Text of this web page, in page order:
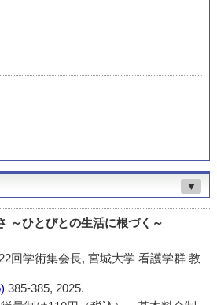
▼
～ひとびとの生活に根づく～
回学術集会長, 宮城大学 看護学群 教
385-385, 2025.